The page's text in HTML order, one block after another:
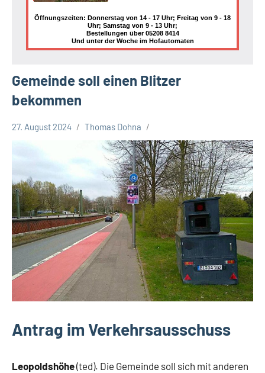
Öffnungszeiten: Donnerstag von 14 - 17 Uhr; Freitag von 9 - 18
Uhr; Samstag von 9 - 13 Uhr;
Bestellungen über 05208 8414
Und unter der Woche im Hofautomaten
Gemeinde soll einen Blitzer
bekommen
27. August 2024 Thomas Dohna
Antrag im Verkehrsausschuss
Leopoldshöhe(ted). Die Gemeinde soll sich mit anderen